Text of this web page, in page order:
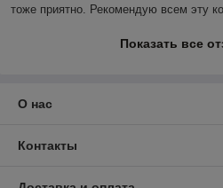
тоже приятно. Рекомендую всем эту
Показать все
О нас
Контакты